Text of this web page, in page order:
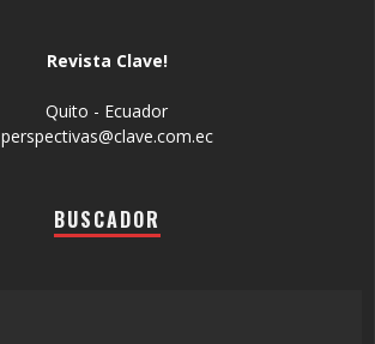
Revista Clave!
Quito - Ecuador
perspectivas@clave.com.ec
BUSCADOR